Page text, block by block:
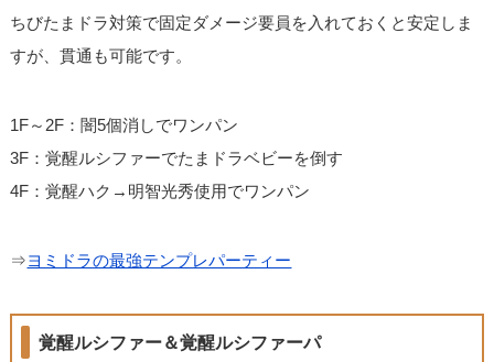
ちびたまドラ対策で固定ダメージ要員を入れておくと安定しま
すが、貫通も可能です。
1F～2F：闇5個消しでワンパン
3F：覚醒ルシファーでたまドラベビーを倒す
4F：覚醒ハク→明智光秀使用でワンパン
⇒ヨミドラの最強テンプレパーティー
覚醒ルシファー＆覚醒ルシファーパ